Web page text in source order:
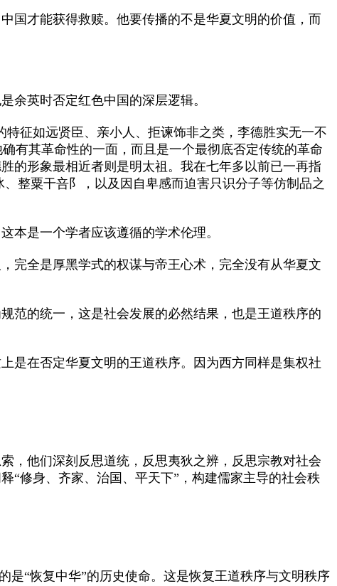
才能获得救赎。他要传播的不是华夏文明的价值，而
英时否定红色中国的深层逻辑。
征如远贤臣、亲小人、拒谏饰非之类，李德胜实无一不
有其革命性的一面，而且是一个最彻底否定传统的革命
的形象最相近者则是明太祖。我在七年多以前已一再指
整粟干咅阝，以及因自卑感而迫害只识分子等仿制品之
是一个学者应该遵循的学术伦理。
全是厚黑学式的权谋与帝王心术，完全没有从华夏文
的统一，这是社会发展的必然结果，也是王道秩序的
在否定华夏文明的王道秩序。因为西方同样是集权社
他们深刻反思道统，反思夷狄之辨，反思宗教对社会
“修身、齐家、治国、平天下”，构建儒家主导的社会秩
“恢复中华”的历史使命。这是恢复王道秩序与文明秩序